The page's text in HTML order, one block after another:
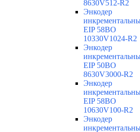
8630V512-R2
Энкодер
EIP 58BO
10330V1024-R2
Энкодер
EIP 50BO
8630V3000-R2
Энкодер
EIP 58BO
10630V100-R2
Энкодер